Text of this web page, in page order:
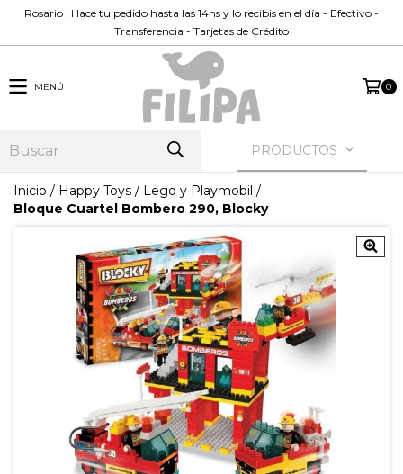
Rosario : Hace tu pedido hasta las 14hs y lo recibis en el día - Efectivo -
Transferencia - Tarjetas de Crédito
MENÚ 0
PRODUCTOS
Inicio / Happy Toys / Lego y Playmobil /
Bloque Cuartel Bombero 290, Blocky